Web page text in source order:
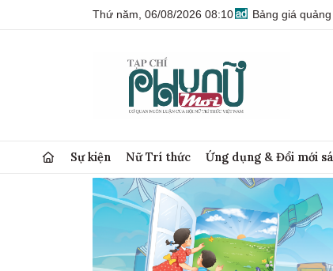
Thứ năm, 06/08/2026 08:10 Bảng giá
Sự kiện Nữ Trí thức Ứng dụng & Đổi mới